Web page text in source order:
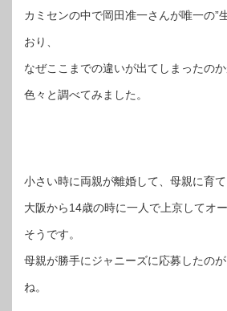
カミセンの中で岡田准一さんが唯一の”
おり、
なぜここまでの違いが出てしまったの
色々と調べてみました。
小さい時に両親が離婚して、母親に育
大阪から14歳の時に一人で上京してオ
そうです。
母親が勝手にジャニーズに応募したの
ね。